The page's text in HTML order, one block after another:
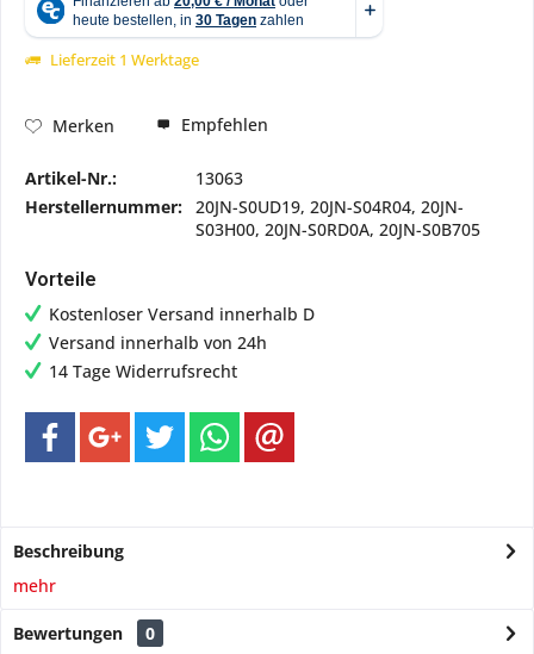
Lieferzeit 1 Werktage
Merken Empfehlen
Artikel-Nr.:
13063
Herstellernummer: 20JN-S0UD19, 20JN-S04R04, 20JN-
S03H00, 20JN-S0RD0A, 20JN-S0B705
Vorteile
Kostenloser Versand innerhalb D
Versand innerhalb von 24h
14 Tage Widerrufsrecht
Beschreibung
mehr
Bewertungen
0